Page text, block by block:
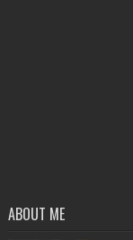
ABOUT ME